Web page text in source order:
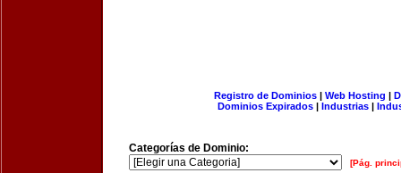
Registro de Dominios| Web Hosting |
Dominios Expirados | Industrias |
Categorías de Dominio:
[Pág.